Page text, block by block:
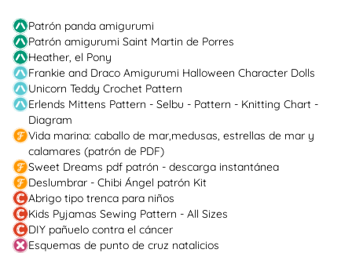
Patrón panda amigurumi
Patrón amigurumi Saint Martin de Porres
Heather, el Pony
Frankie and Draco Amigurumi Halloween Character Dolls
Unicorn Teddy Crochet Pattern
Erlends Mittens Pattern - Selbu - Pattern - Knitting Chart -
Diagram
Vida marina: caballo de mar,medusas, estrellas de mar y
calamares (patrón de PDF)
Sweet Dreams pdf patrón - descarga instantánea
Deslumbrar - Chibi Ángel patrón Kit
Abrigo tipo trenca para niños
Kids Pyjamas Sewing Pattern - All Sizes
DIY pañuelo contra el cáncer
Esquemas de punto de cruz natalicios